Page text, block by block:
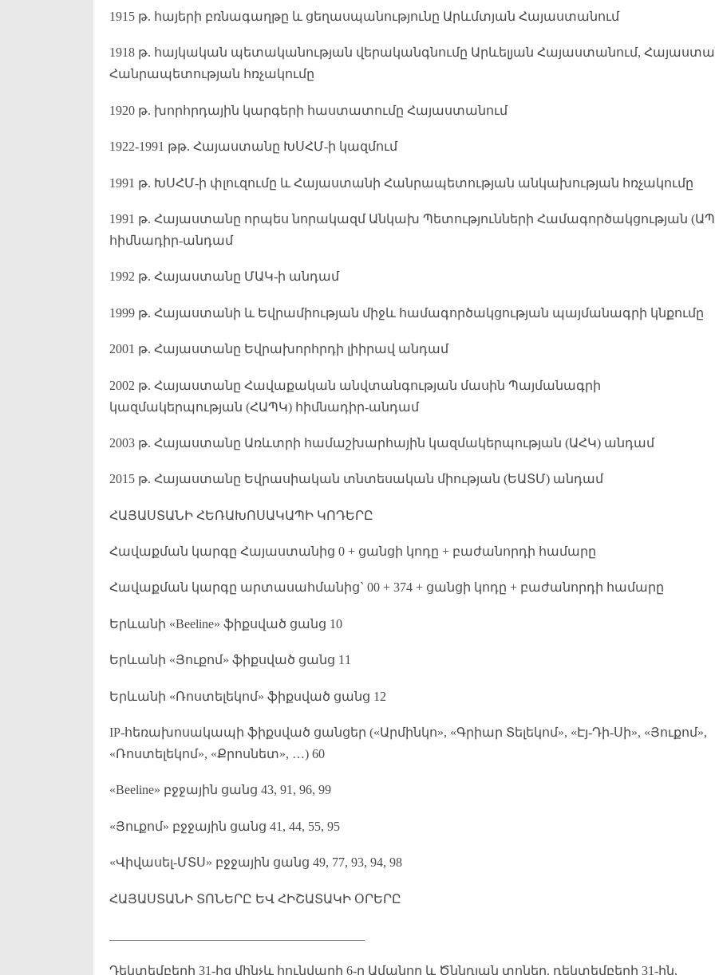
1915 թ. հայերի բռնագաղթը և ցեղասպանությունը Արևմտյան Հայաստանում
1918 թ. հայկական պետականության վերականգնումը Արևելյան Հայաստանում,
Հանրապետության հռչակումը
1920 թ. խորհրդային կարգերի հաստատումը Հայաստանում
1922-1991 թթ. Հայաստանը ԽՍՀՄ-ի կազմում
1991 թ. ԽՍՀՄ-ի փլուզումը և Հայաստանի Հանրապետության անկախության հռչակումը
1991 թ. Հայաստանը որպես նորակազմ Անկախ Պետությունների Համագործակցության
հիմնադիր-անդամ
1992 թ. Հայաստանը ՄԱԿ-ի անդամ
1999 թ. Հայաստանի և Եվրամիության միջև համագործակցության պայմանագրի կնքումը
2001 թ. Հայաստանը Եվրախորհրդի լիիրավ անդամ
2002 թ. Հայաստանը Հավաքական անվտանգության մասին Պայմանագրի
կազմակերպության (ՀԱՊԿ) հիմնադիր-անդամ
2003 թ. Հայաստանը Առևտրի համաշխարհային կազմակերպության (ԱՀԿ) անդամ
2015 թ. Հայաստանը Եվրասիական տնտեսական միության (ԵԱՏՄ) անդամ
ՀԱՅԱՍՏԱՆԻ ՀԵՌԱԽՈՍԱԿԱՊԻ ԿՈԴԵՐԸ
Հավաքման կարգը Հայաստանից 0 + ցանցի կոդը + բաժանորդի համարը
Հավաքման կարգը արտասահմանից` 00 + 374 + ցանցի կոդը + բաժանորդի համարը
Երևանի «Beeline» ֆիքսված ցանց 10
Երևանի «Յուքոմ» ֆիքսված ցանց 11
Երևանի «Ռոստելեկոմ» ֆիքսված ցանց 12
IP-հեռախոսակապի ֆիքսված ցանցեր («Արմինկո», «Գրիար Տելեկոմ», «Էյ-Դի-Սի», «Յուքոմ»,
«Ռոստելեկոմ», «Քրոսնետ», …) 60
«Beeline» բջջային ցանց 43, 91, 96, 99
«Յուքոմ» բջջային ցանց 41, 44, 55, 95
«Վիվասել-ՄՏՍ» բջջային ցանց 49, 77, 93, 94, 98
ՀԱՅԱՍՏԱՆԻ ՏՈՆԵՐԸ ԵՎ ՀԻՇԱՏԱԿԻ ՕՐԵՐԸ
Դեկտեմբերի 31-ից մինչև հունվարի 6-ը Ամանոր և Ծննդյան տոներ. դեկտեմբերի 31-ին,